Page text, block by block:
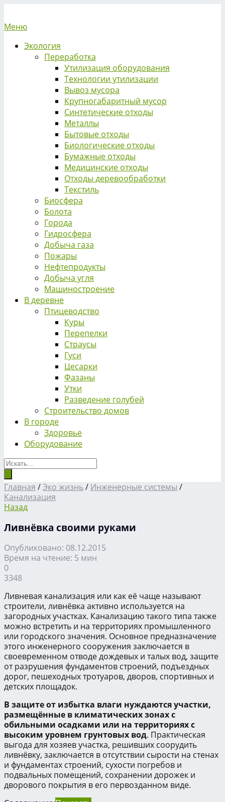
Меню
Экология
Переработка
Утилизация оборудования
Технологии утилизации
Вывоз мусора
Крупногабаритный мусор
Синтетические отходы
Металлы
Бытовые отходы
Биологические отходы
Бумажные отходы
Медицинские отходы
Отходы деревообработки
Текстиль
Биосфера
Болота
Города
Гидросфера
Добыча газа
Пожары
Нефтепродукты
Добыча угля
Машиностроение
В деревне
Птицеводство
Куры
Перепелки
Страусы
Гуси
Цесарки
Фазаны
Утки
Разведение голубей
Строительство домов
В городе
Здоровье
Оборудование
Главная /Эко жизнь/ Инженерные системы /
Канализация
Назад
Ливнёвка своими руками
Опубликовано: 08.12.2015
Время на чтение: 5 мин
0
3348
Ливневая канализация или как её чаще называют
строители, ливнёвка активно используется на
загородных участках. Канализацию такого типа также
можно встретить и на территориях промышленного
или городского значения. Основное предназначение
этого инженерного сооружения заключается в
своевременном отводе дождевых и талых вод, защите
от разрушения фундаментов строений, подъездных
дорог, пешеходных тротуаров, дворов, спортивных и
детских площадок.
В защите от избытка влаги нуждаются участки,
размещённые в климатических зонах с
обильными осадками или на территориях с
высоким уровнем грунтовых вод. Практическая
выгода для хозяев участка, решивших соорудить
ливнёвку, заключается в отсутствии сырости на стенах
и фундаментах строений, сухости погребов и
подвальных помещений, сохранении дорожек и
дворового покрытия в его первозданном виде.